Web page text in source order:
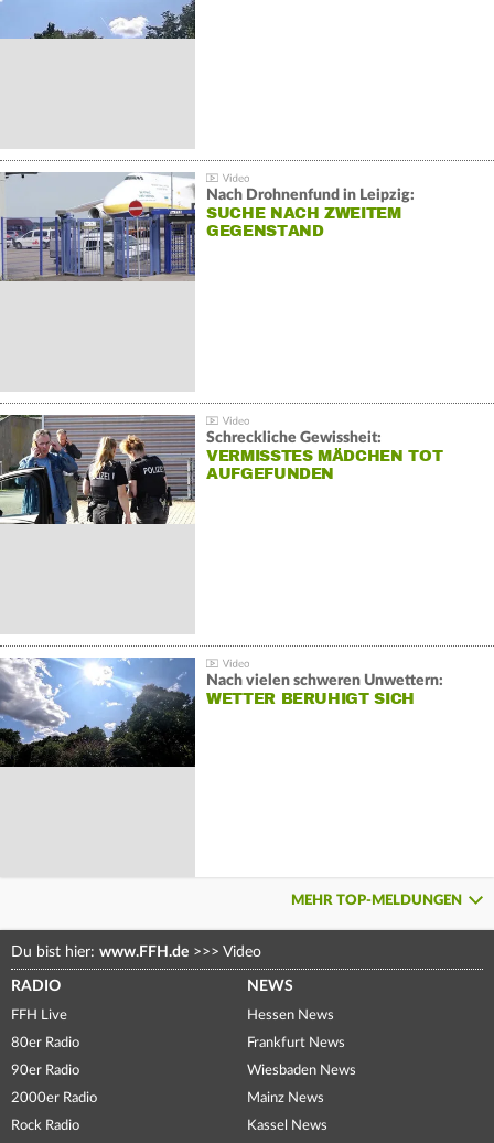
Nach Drohnenfund in Leipzig:
SUCHE NACH ZWEITEM
GEGENSTAND
Schreckliche Gewissheit:
VERMISSTES MÄDCHEN TOT
AUFGEFUNDEN
Nach vielen schweren Unwettern:
WETTER BERUHIGT SICH
MEHR TOP-MELDUNGEN
Du bist hier: www.FFH.de >>> Video
RADIO
FFH Live
80er Radio
90er Radio
2000er Radio
Rock Radio
NEWS
Hessen News
Frankfurt News
Wiesbaden News
Mainz News
Kassel News